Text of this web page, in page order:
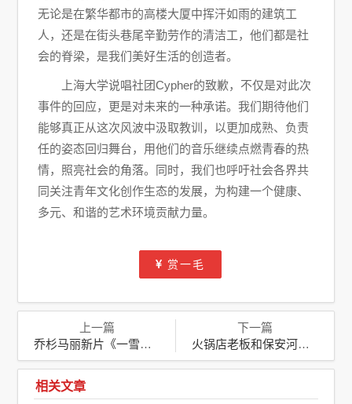
无论是在繁华都市的高楼大厦中挥汗如雨的建筑工
人，还是在街头巷尾辛勤劳作的清洁工，他们都是社
会的脊梁，是我们美好生活的创造者。
上海大学说唱社团Cypher的致歉，不仅是对此次
事件的回应，更是对未来的一种承诺。我们期待他们
能够真正从这次风波中汲取教训，以更加成熟、负责
任的姿态回归舞台，用他们的音乐继续点燃青春的热
情，照亮社会的角落。同时，我们也呼吁社会各界共
同关注青年文化创作生态的发展，为构建一个健康、
多元、和谐的艺术环境贡献力量。
赏一毛
上一篇
乔杉马丽新片《一雪前耻》定档中秋，喜剧盛宴即将开启
下一篇
火锅店老板和保安河中救3小孩，不幸遇难：社会正气永存
相关文章